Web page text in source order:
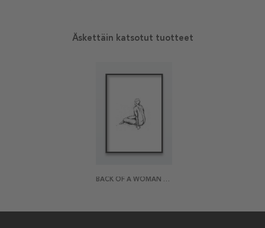
Äskettäin katsotut tuotteet
BACK OF A WOMAN SITTING JULISTE